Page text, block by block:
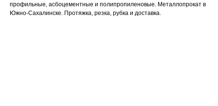
профильные, асбоцементные и полипропиленовые. Металлопрокат в
Южно-Сахалинске. Протяжка, резка, рубка и доставка.